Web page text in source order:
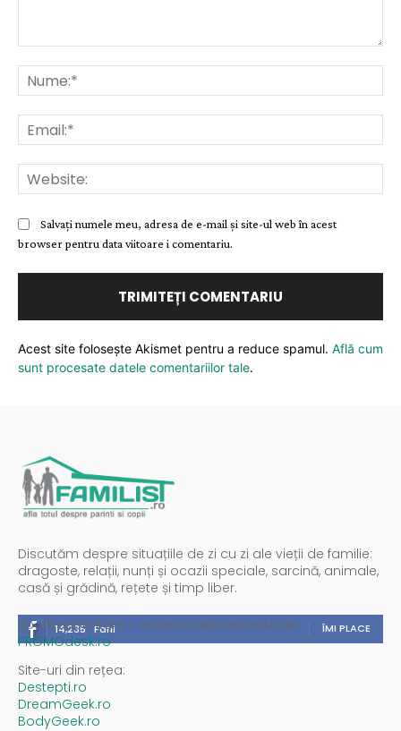
Salvați numele meu, adresa de e-mail și site-ul web în acest
browser pentru data viitoare i comentariu.
Acest site folosește Akismet pentru a reduce spamul. Află cum
sunt procesate datele comentariilor tale.
Discutăm despre situațiile de zi cu zi ale vieții de familie:
dragoste, relații, nunți și ocazii speciale, sarcină, animale,
casă și grădină, rețete și timp liber.
14,235 Fani ÎMI PLACE
Spații publicitare / reclamă administrată de
PROMOdesk.ro
Site-uri din rețea:
Destepti.ro
DreamGeek.ro
BodyGeek.ro